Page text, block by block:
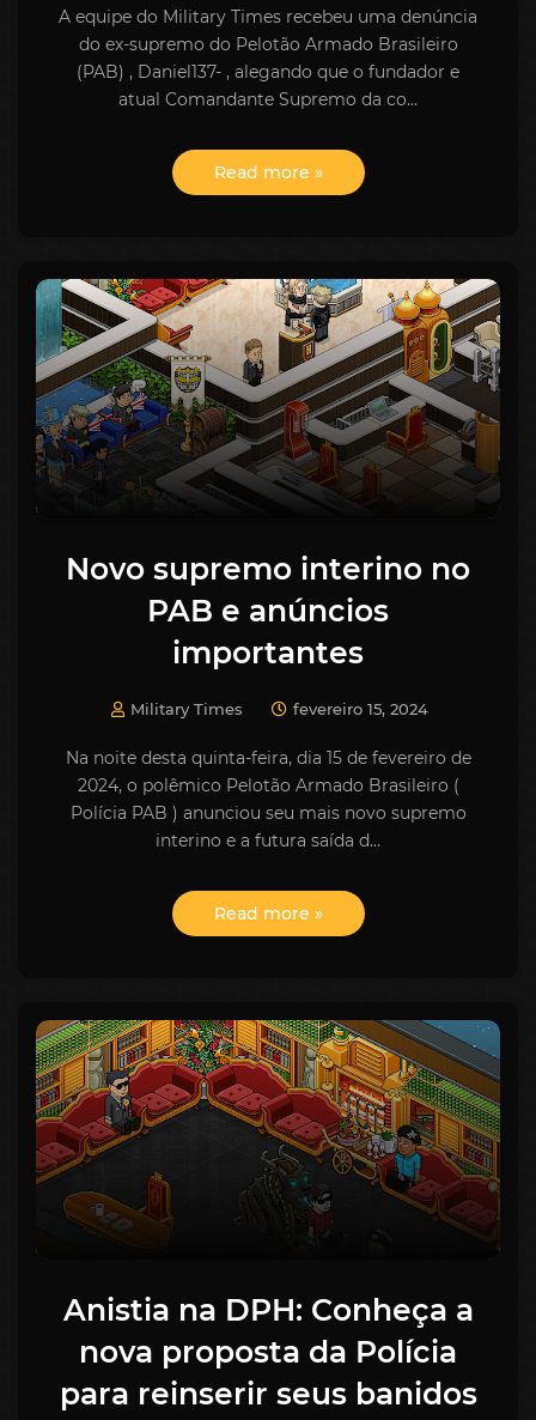
A equipe do Military Times recebeu uma denúncia
do ex-supremo do Pelotão Armado Brasileiro
(PAB) , Daniel137- , alegando que o fundador e
atual Comandante Supremo da co…
Read more »
Novo supremo interino no
PAB e anúncios
importantes
Military Times fevereiro 15, 2024
Na noite desta quinta-feira, dia 15 de fevereiro de
2024, o polêmico Pelotão Armado Brasileiro (
Polícia PAB ) anunciou seu mais novo supremo
interino e a futura saída d…
Read more »
Anistia na DPH: Conheça a
nova proposta da Polícia
para reinserir seus banidos